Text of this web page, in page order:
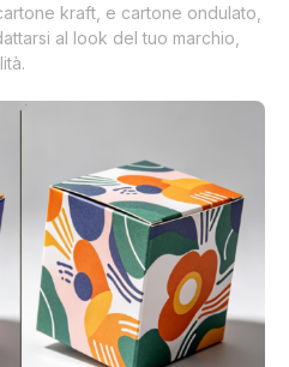
kraft, e cartone ondulato,
al look del tuo marchio,